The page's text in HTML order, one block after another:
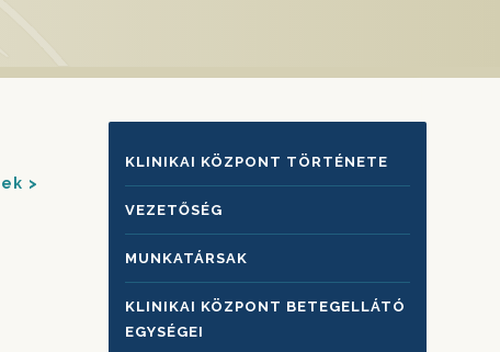
KLINIKAI
KÖZPONTRÓL
KLINIKAI KÖZPONT TÖRTÉNETE
VEZETŐSÉG
MUNKATÁRSAK
KLINIKAI KÖZPONT BETEGELLÁTÓ
EGYSÉGEI